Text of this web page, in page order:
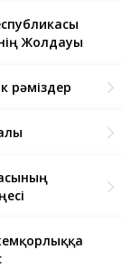
Жолдауы
рәміздер